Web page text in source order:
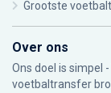
Grootste
Over ons
Ons doel is simpel
voetbaltransfer